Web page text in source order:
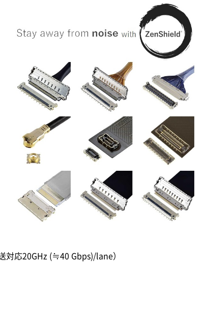
対応20GHz (≒40 Gbps)/lane）